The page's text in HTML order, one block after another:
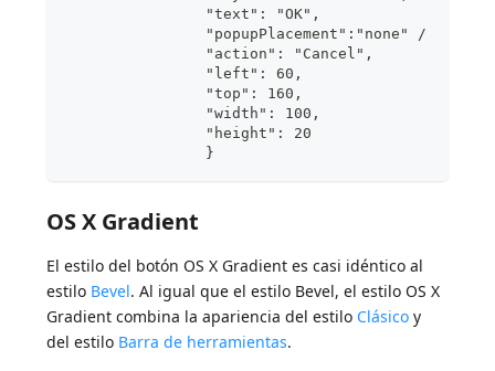
                "popupPlacement":"none"	/
                "action": "Cancel",
                }
OS X Gradient
El estilo del botón OS X Gradient es casi idéntico al
estilo Bevel. Al igual que el estilo Bevel, el estilo OS X
Gradient combina la apariencia del estilo Clásico y
del estilo Barra de herramientas.